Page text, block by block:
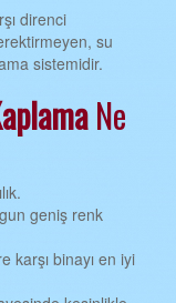
direnci
su
sistemidir.
Ne
geniş renk
karşı binayı en iyi